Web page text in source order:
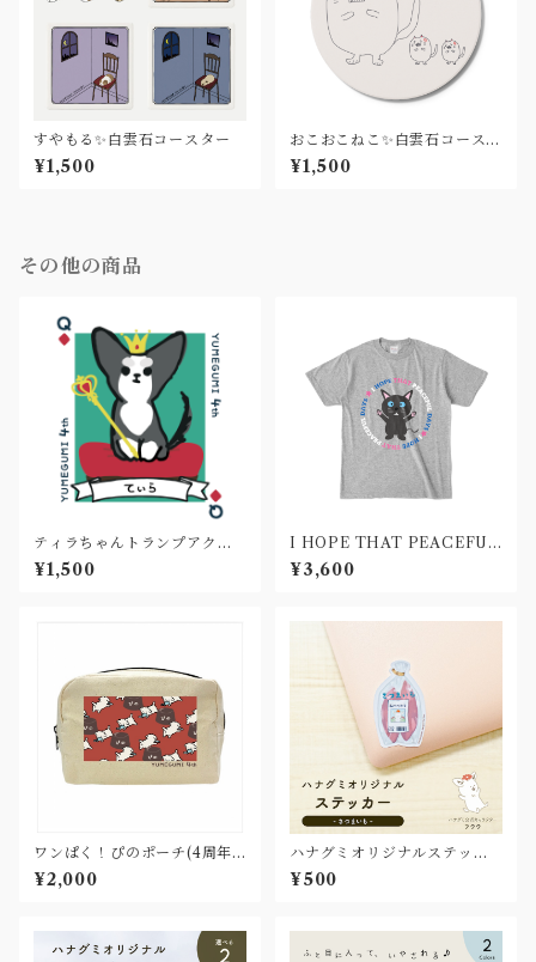
すやもる✨白雲石コースター
¥1,500
おこおこねこ✨白雲石コースタ
ー
¥1,500
その他の商品
ティラちゃんトランプアクキ
ー(4週年記念グッズ)
¥1,500
I HOPE THAT PEACEFUL
DAYS Tシャツ
¥3,600
ワンぱく！ぴのポーチ(4周年
記念グッズ)
¥2,000
ハナグミオリジナルステッカ
ー✨さつまいも
¥500